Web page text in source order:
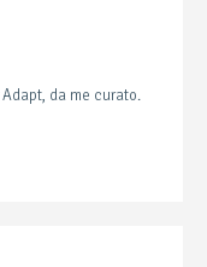
da me curato.